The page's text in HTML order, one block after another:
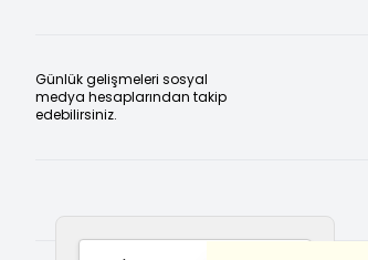
Günlük gelişmeleri sosyal
medya hesaplarından takip
edebilirsiniz.